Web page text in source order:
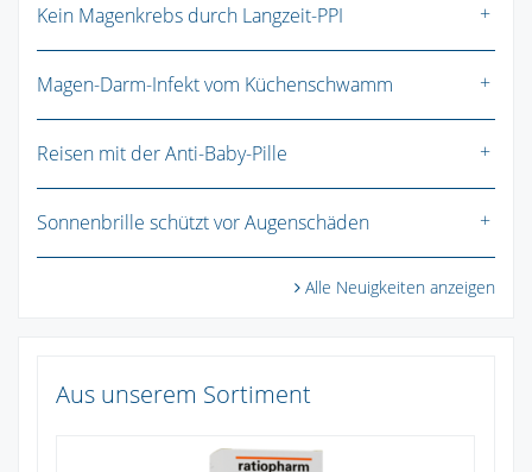
Kein Magenkrebs durch Langzeit-PPI
Magen-Darm-Infekt vom Küchenschwamm
Reisen mit der Anti-Baby-Pille
Sonnenbrille schützt vor Augenschäden
Alle Neuigkeiten anzeigen
Aus unserem Sortiment